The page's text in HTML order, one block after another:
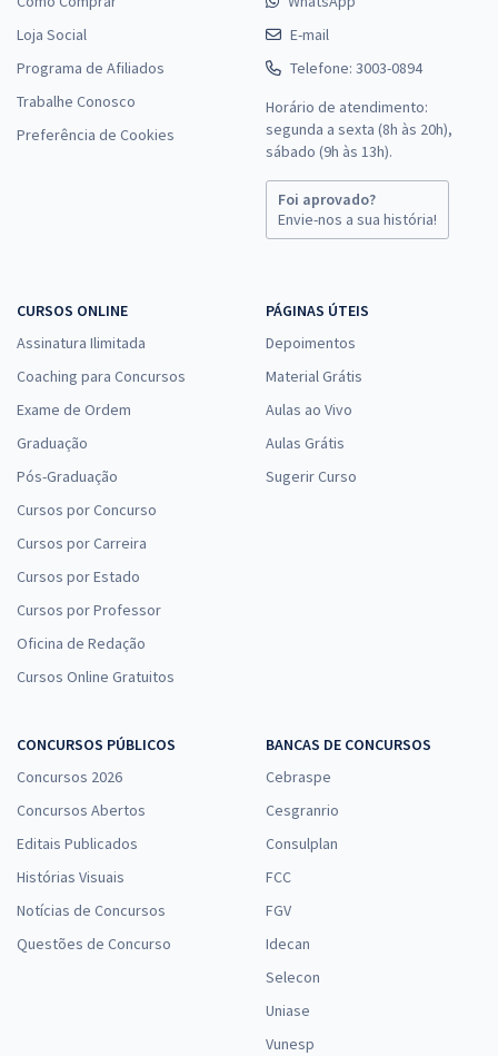
Loja Social
Programa de Afiliados
Trabalhe Conosco
Preferência de Cookies
E-mail
Telefone: 3003-0894
Horário de atendimento:
segunda a sexta (8h às 20h),
sábado (9h às 13h).
Foi aprovado?
Envie-nos a sua história!
CURSOS ONLINE
Assinatura Ilimitada
Coaching para Concursos
Exame de Ordem
Graduação
Pós-Graduação
Cursos por Concurso
Cursos por Carreira
Cursos por Estado
Cursos por Professor
Oficina de Redação
Cursos Online Gratuitos
PÁGINAS ÚTEIS
Depoimentos
Material Grátis
Aulas ao Vivo
Aulas Grátis
Sugerir Curso
CONCURSOS PÚBLICOS
Concursos 2026
Concursos Abertos
Editais Publicados
Histórias Visuais
Notícias de Concursos
Questões de Concurso
BANCAS DE CONCURSOS
Cebraspe
Cesgranrio
Consulplan
FCC
FGV
Idecan
Selecon
Uniase
Vunesp